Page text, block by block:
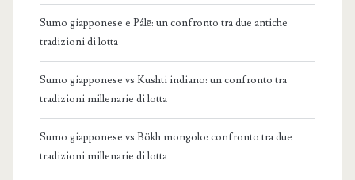
Sumo giapponese e Pálē: un confronto tra due antiche
tradizioni di lotta
Sumo giapponese vs Kushti indiano: un confronto tra
tradizioni millenarie di lotta
Sumo giapponese vs Bökh mongolo: confronto tra due
tradizioni millenarie di lotta